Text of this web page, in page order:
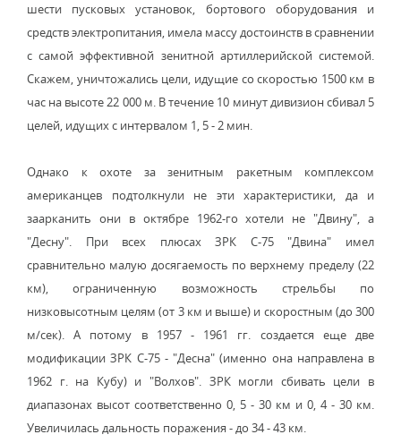
шести пусковых установок, бортового оборудования и
средств электропитания, имела массу достоинств в сравнении
с самой эффективной зенитной артиллерийской системой.
Скажем, уничтожались цели, идущие со скоростью 1500 км в
час на высоте 22 000 м. В течение 10 минут дивизион сбивал 5
целей, идущих с интервалом 1, 5 - 2 мин.
Однако к охоте за зенитным ракетным комплексом
американцев подтолкнули не эти характеристики, да и
заарканить они в октябре 1962-го хотели не "Двину", а
"Десну". При всех плюсах ЗРК С-75 "Двина" имел
сравнительно малую досягаемость по верхнему пределу (22
км), ограниченную возможность стрельбы по
низковысотным целям (от 3 км и выше) и скоростным (до 300
м/сек). А потому в 1957 - 1961 гг. создается еще две
модификации ЗРК С-75 - "Десна" (именно она направлена в
1962 г. на Кубу) и "Волхов". ЗРК могли сбивать цели в
диапазонах высот соответственно 0, 5 - 30 км и 0, 4 - 30 км.
Увеличилась дальность поражения - до 34 - 43 км.